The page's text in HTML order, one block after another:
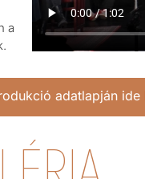
a
adatlapján ide